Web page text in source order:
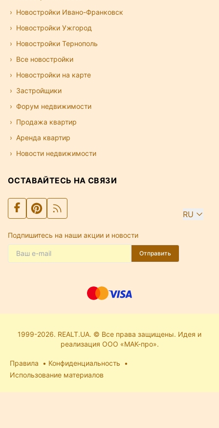
Новостройки Ивано-Франковск
Новостройки Ужгород
Новостройки Тернополь
Все новостройки
Новостройки на карте
Застройщики
Форум недвижимости
Продажа квартир
Аренда квартир
Новости недвижимости
ОСТАВАЙТЕСЬ НА СВЯЗИ
RU
Подпишитесь на наши акции и новости
Отправить
1999-2026. REALT.UA. © Все права защищены. Идея и
реализация ООО «МАК-про».
Правила
Конфиденциальность
Использование материалов